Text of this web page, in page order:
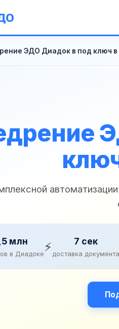
ЭДО Диадок в под ключ в
млн
в Диадоке ⚡ 7 сек
доставка документа